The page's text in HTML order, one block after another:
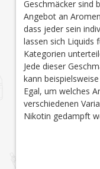
Geschmäcker sind
Angebot an
dass jeder sein
lassen sich Liquids
Kategorien
Jede dieser
kann
Egal, um welches
verschiedenen
Nikotin gedampft